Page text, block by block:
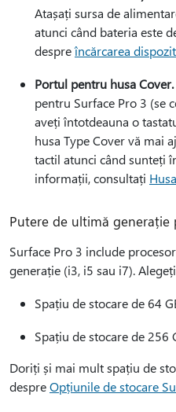
Atașați sursa de
atunci când bateria este
despreîncărcarea
Portul pentru husa Cover.
pentru Surface Pro 3 (se
aveți întotdeauna o
husa Type Cover vă mai
tactil atunci când sunteți
informații, consultați
Putere de ultimă generație
Surface Pro 3 include
generație (i3, i5 sau i7).
Spațiu de stocare de 64
Spațiu de stocare de 256
Doriți și mai mult spațiu de
despreOpțiunile de stocare